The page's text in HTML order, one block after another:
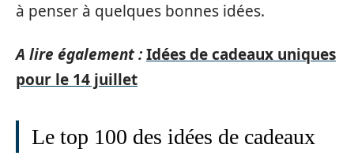
à penser à quelques bonnes idées.
A lire également :Idées de cadeaux uniques
pour le 14 juillet
Le top 100 des idées de cadeaux